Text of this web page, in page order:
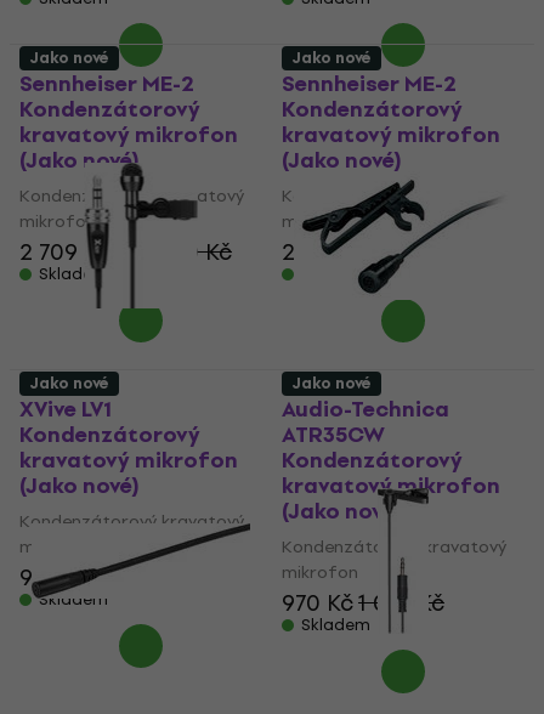
Sennheiser ME-2
Kondenzátorový
kravatový mikrofon
(Jako nové)
Kondenzátorový kravatový
mikrofon
2 709 Kč 2 861,10 Kč
Skladem
Sennheiser ME-2
Kondenzátorový
kravatový mikrofon
(Jako nové)
Kondenzátorový kravatový
mikrofon
2 709 Kč 2 861,10 Kč
Skladem
Jako nové
XVive LV1
Kondenzátorový
kravatový mikrofon
(Jako nové)
Kondenzátorový kravatový
mikrofon
943 Kč964,26 Kč
Skladem
Jako nové
Audio-Technica
ATR35CW
Kondenzátorový
kravatový mikrofon
(Jako nové)
Kondenzátorový kravatový
mikrofon
970 Kč1 033 Kč
Skladem
Jako nové Jako nové